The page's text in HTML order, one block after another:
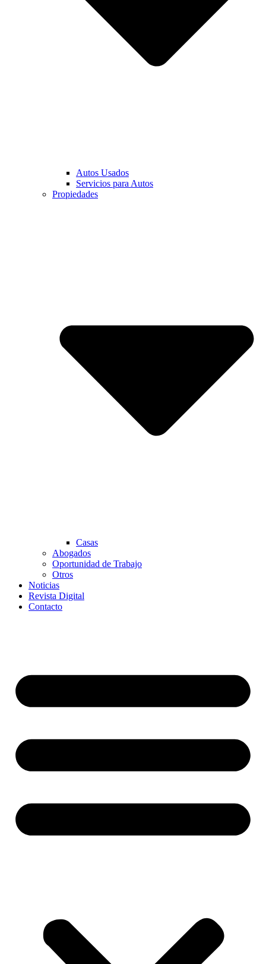
Autos Usados
Servicios para Autos
Propiedades
Casas
Abogados
Oportunidad de Trabajo
Otros
Noticias
Revista Digital
Contacto